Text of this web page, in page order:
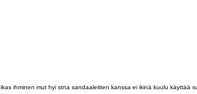
ihminen mut hyi stna sandaaleitten kanssa ei ikinä kuulu käyttää